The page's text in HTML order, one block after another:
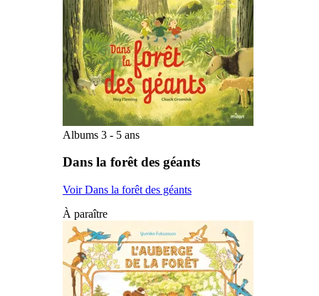
Albums 3 - 5 ans
Dans la forêt des géants
Voir Dans la forêt des géants
À paraître